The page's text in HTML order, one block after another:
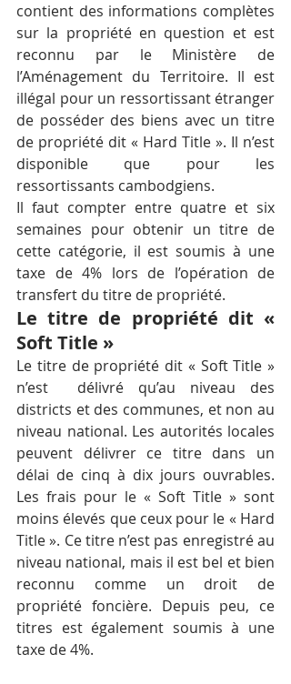
contient des informations complètes
sur la propriété en question et est
reconnu par le Ministère de
l’Aménagement du Territoire. Il est
illégal pour un ressortissant étranger
de posséder des biens avec un titre
de propriété dit « Hard Title ». Il n’est
disponible que pour les
ressortissants cambodgiens.
Il faut compter entre quatre et six
semaines pour obtenir un titre de
cette catégorie, il est soumis à une
taxe de 4% lors de l’opération de
transfert du titre de propriété.
Le titre de propriété dit «
Soft Title »
Le titre de propriété dit « Soft Title »
n’est  délivré qu’au niveau des
districts et des communes, et non au
niveau national. Les autorités locales
peuvent délivrer ce titre dans un
délai de cinq à dix jours ouvrables.
Les frais pour le « Soft Title » sont
moins élevés que ceux pour le « Hard
Title ». Ce titre n’est pas enregistré au
niveau national, mais il est bel et bien
reconnu comme un droit de
propriété foncière. Depuis peu, ce
titres est également soumis à une
taxe de 4%.